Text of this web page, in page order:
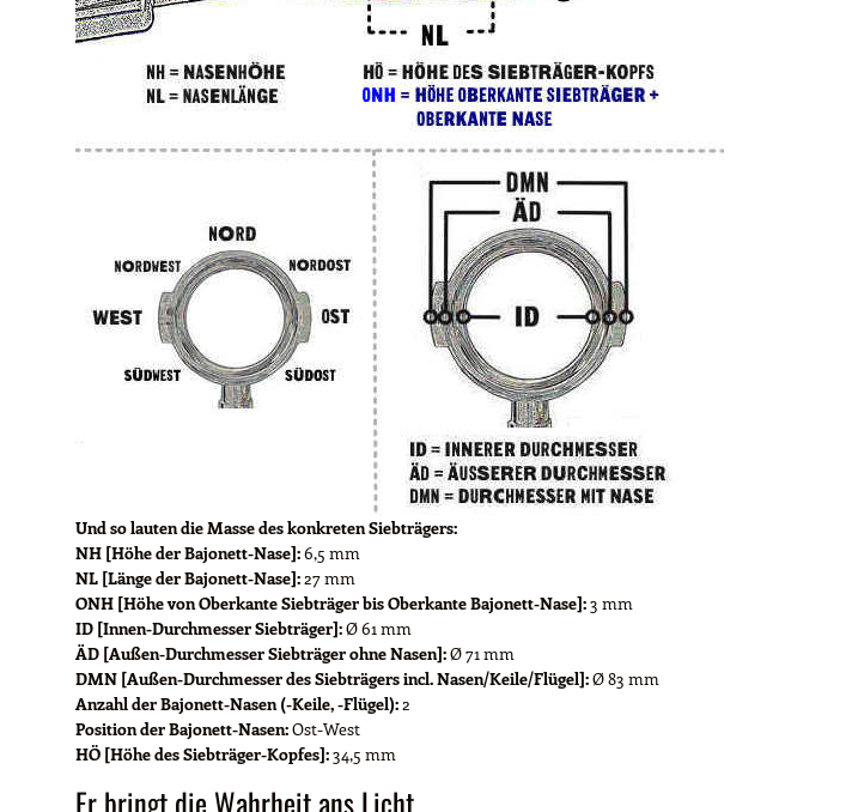
Und so lauten die Masse des konkreten Siebträgers:
NH [Höhe der Bajonett-Nase]:6,5 mm
NL [Länge der Bajonett-Nase]:27 mm
ONH [Höhe von Oberkante Siebträger bis Oberkante Bajonett-Nase]:3 mm
ID [Innen-Durchmesser Siebträger]:Ø 61 mm
ÄD [Außen-Durchmesser Siebträger ohne Nasen]:Ø 71 mm
DMN [Außen-Durchmesser des Siebträgers incl. Nasen/Keile/Flügel]:Ø 83 mm
Anzahl der Bajonett-Nasen (-Keile, -Flügel):2
Position der Bajonett-Nasen:Ost-West
HÖ [Höhe des Siebträger-Kopfes]:34,5 mm
Er bringt die Wahrheit ans Licht